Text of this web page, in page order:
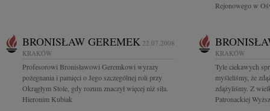
Rejonowego w
BRONISŁAW GEREMEK 22.07.2008
KRAKÓW
Profesorowi Bronisławowi Geremkowi wyrazy
pożegnania i pamięci o Jego szczególnej roli przy
Okrągłym Stole, gdy rozum znaczył więcej niż siła.
Hieronim Kubiak
KRAKÓW
Tyle ciekawych
myśleliśmy, że
zdążyliśmy. Z
Patronackiej